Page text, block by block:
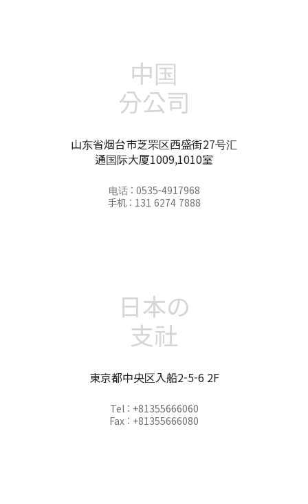
中国
分公司
山东省烟台市芝罘区西盛街27号汇
通国际大厦1009,1010室
电话 : 0535-4917968
手机 : 131 6274 7888
日本の
支社
東京都中央区入船2-5-6 2F
Tel : +81355666060
Fax : +81355666080